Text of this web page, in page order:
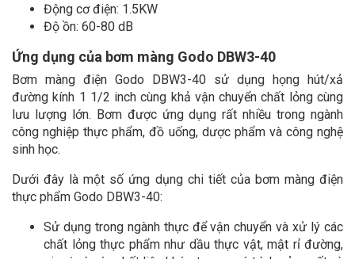
Động cơ điện: 1.5KW
Độ ồn: 60-80 dB
Ứng dụng của bơm màng Godo DBW3-40
Bơm màng điện Godo DBW3-40 sử dụng họng hút/xả
đường kính 1 1/2 inch cùng khả vận chuyển chất lỏng cùng
lưu lượng lớn. Bơm được ứng dụng rất nhiều trong ngành
công nghiệp thực phẩm, đồ uống, dược phẩm và công nghệ
sinh học.
Dưới đây là một số ứng dụng chi tiết của bơm màng điện
thực phẩm Godo DBW3-40:
Sử dụng trong ngành thực để vận chuyển và xử lý các
chất lỏng thực phẩm như dầu thực vật, mật rỉ đường,